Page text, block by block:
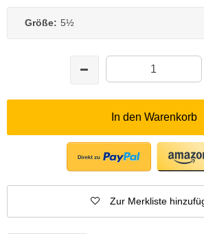
Größe: 5½
In den Warenkorb
Zur Merkliste